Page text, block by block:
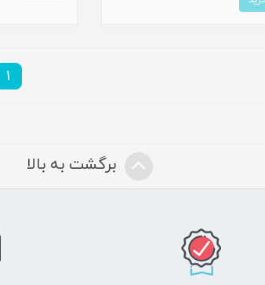
1
برگشت به بالا